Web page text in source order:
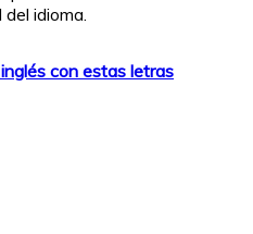
idioma.
con estas letras